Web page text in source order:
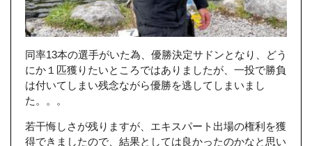
同率13本の選手がいた為、優勝決定サドンとなり、どう
にか１匹獲りたいところではありましたが、一投で勝負
は付いてしまい残念ながら優勝を逃してしまいまし
た。。。
若干悔しさが残りますが、エキスパート出場の権利を獲
得できましたので、結果としては良かったのかなと思い